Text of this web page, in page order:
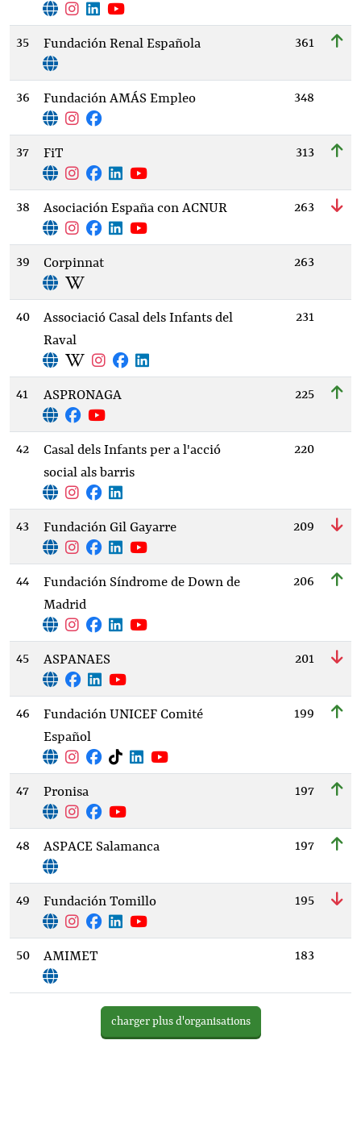
35 Fundación Renal Española 361
36 Fundación AMÁS Empleo 348
37 FiT 313
38 Asociación España con ACNUR 263
39 Corpinnat 263
40
Associació Casal dels Infants del
Raval
231
41 ASPRONAGA 225
42
Casal dels Infants per a l'acció
social als barris
220
43 Fundación Gil Gayarre 209
44
Fundación Síndrome de Down de
Madrid
206
45 ASPANAES 201
46
Fundación UNICEF Comité
Español
199
47 Pronisa 197
48 ASPACE Salamanca 197
49 Fundación Tomillo 195
50 AMIMET 183
charger plus d'organisations